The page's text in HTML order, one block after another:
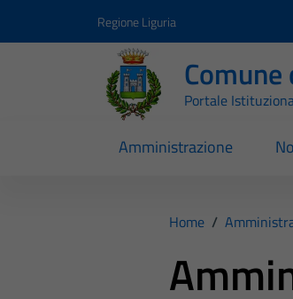
Regione Liguria
Portale
Amministrazione
Home /